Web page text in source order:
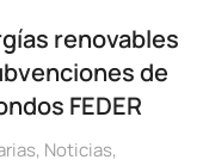
renovables
de
FEDER
, Noticias,